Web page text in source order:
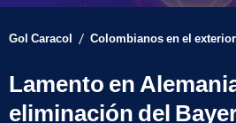
Gol Caracol / Colombianos en el exterior
Lamento en
eliminación del